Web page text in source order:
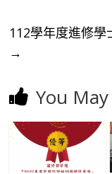
112學年度進修
→
You